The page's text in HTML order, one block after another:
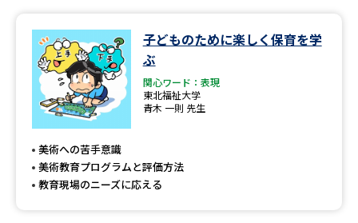
子どものために楽しく保育を学
ぶ
関心ワード：表現
東北福祉大学
青木 一則 先生
美術への苦手意識
美術教育プログラムと評価方法
教育現場のニーズに応える